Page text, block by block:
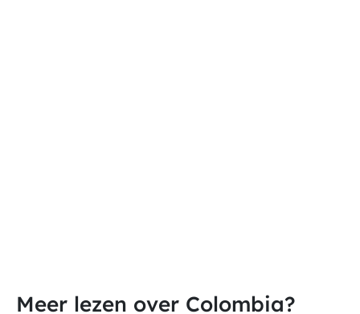
Meer lezen over Colombia?